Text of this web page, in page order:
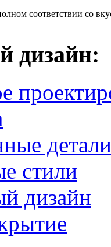
соответствии со
дизайн:
детали
стили
дизайн